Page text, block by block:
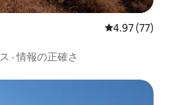
レビュー77
4.97 (77)
·情報の正確さ